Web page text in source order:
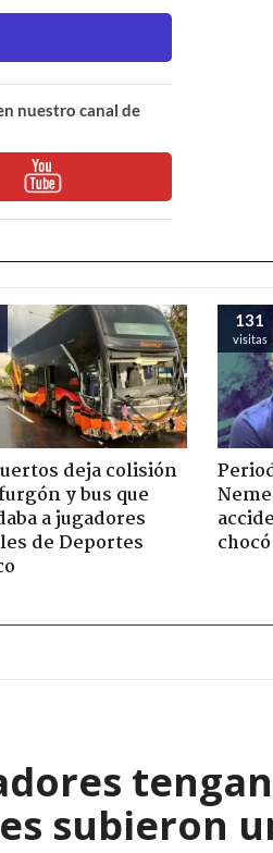
nuestro canal de
deja colisión
y bus que
a jugadores
de Deportes
131
visitas
subieron